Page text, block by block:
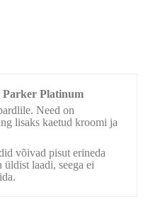
Parker Platinum
Need on
lisaks kaetud kroomi ja
võivad pisut erineda
laadi, seega ei